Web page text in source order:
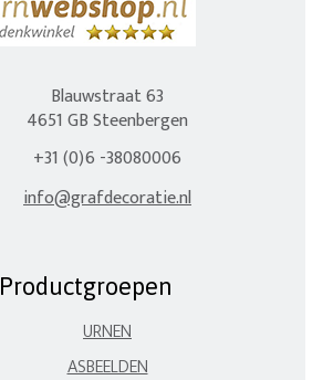
Blauwstraat 63
4651 GB Steenbergen
+31 (0)6 -38080006
info@grafdecoratie.nl
Productgroepen
URNEN
ASBEELDEN